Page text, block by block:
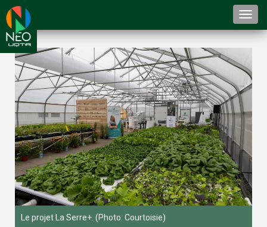
Le projet La Serre+. (Photo: Courtoisie)